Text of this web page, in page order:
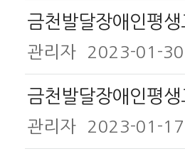
금천발달장애인평
관리자 2023-01-30
관리자 2023-01-17